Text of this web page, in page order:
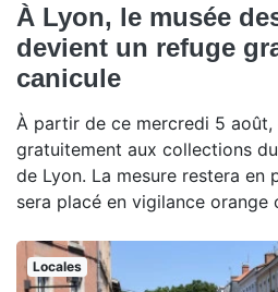
À Lyon, le musée
devient un refuge
canicule
À partir de ce mercredi 5
gratuitement aux collections
de Lyon. La mesure restera en
sera placé en vigilance orange
Locales